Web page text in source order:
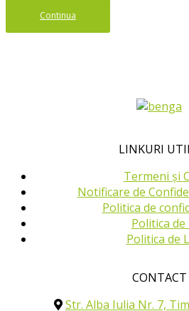
Continua
LINKURI
Termeni și
Notificare de
Politica de
Politica
Politica de
CONTACT
Str. Alba Iulia Nr. 7,